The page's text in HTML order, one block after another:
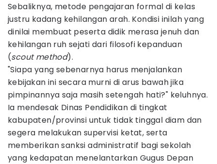
Sebaliknya, metode pengajaran formal di kelas
justru kadang kehilangan arah. Kondisi inilah yang
dinilai membuat peserta didik merasa jenuh dan
kehilangan ruh sejati dari filosofi kepanduan
(scout method).
"Siapa yang sebenarnya harus menjalankan
kebijakan ini secara murni di arus bawah jika
pimpinannya saja masih setengah hati?" keluhnya.
Ia mendesak Dinas Pendidikan di tingkat
kabupaten/provinsi untuk tidak tinggal diam dan
segera melakukan supervisi ketat, serta
memberikan sanksi administratif bagi sekolah
yang kedapatan menelantarkan Gugus Depan